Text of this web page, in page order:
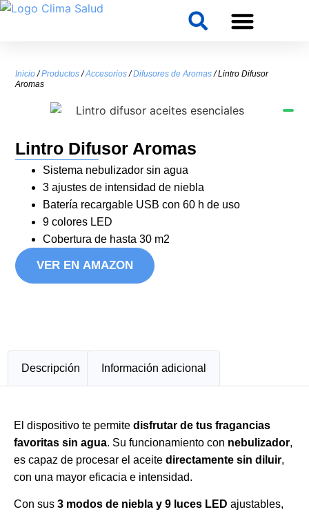
Inicio/Productos/Accesorios/Difusores de Aromas/ Lintro Difusor
Aromas
Lintro Difusor Aromas
Sistema nebulizador sin agua
3 ajustes de intensidad de niebla
Batería recargable USB con 60 h de uso
9 colores LED
Cobertura de hasta 30 m2
VER EN AMAZON
Descripción Información adicional
El dispositivo te permite disfrutar de tus fragancias
favoritas sin agua. Su funcionamiento con nebulizador,
es capaz de procesar el aceite directamente sin diluir,
con una mayor eficacia e intensidad.
Con sus 3 modos de niebla y 9 luces LED ajustables,